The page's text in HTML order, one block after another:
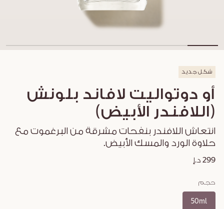
شكل جديد
أو دوتواليت لافاند بلونش
(اللافندر الأبيض)
انتعاش اللافندر بنفحات مشرقة من البرغموت مع
حلاوة الورد والمسك الأبيض.
299 د.إ
حجم
50ml